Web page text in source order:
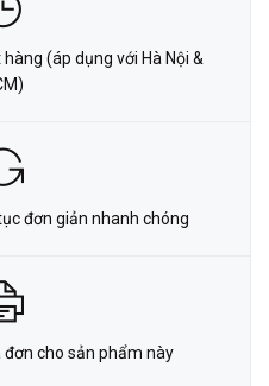
(áp dụng với Hà Nội &
đơn giản nhanh chóng
đơn cho sản phẩm này